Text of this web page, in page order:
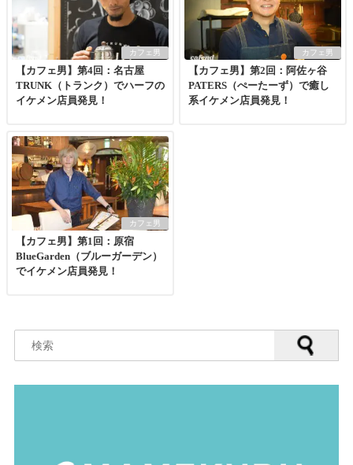
カフェ男
【カフェ男】第4回：名古屋
TRUNK（トランク）でハーフの
イケメン店員発見！
カフェ男
【カフェ男】第2回：阿佐ヶ谷
PATERS（ぺーたーず）で癒し
系イケメン店員発見！
カフェ男
【カフェ男】第1回：原宿
BlueGarden（ブルーガーデン）
でイケメン店員発見！